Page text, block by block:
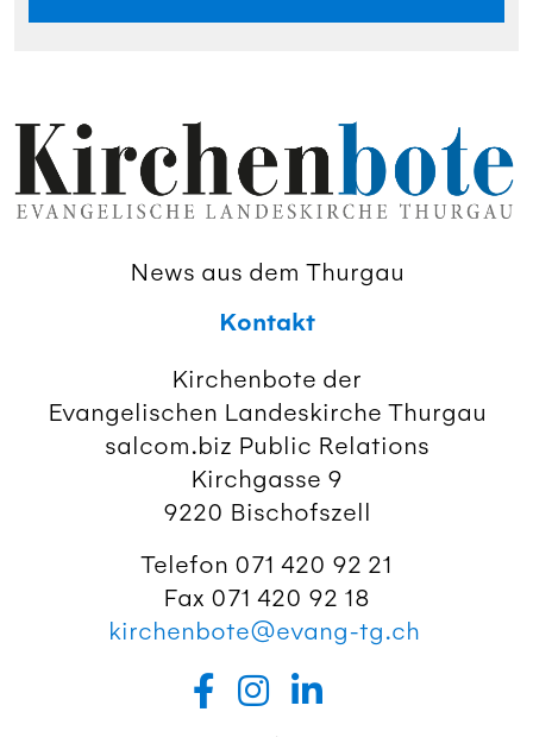
News aus dem Thurgau
Kontakt
Kirchenbote der
Evangelischen Landeskirche Thurgau
salcom.biz Public Relations
Kirchgasse 9
9220 Bischofszell
Telefon 071 420 92 21
Fax 071 420 92 18
kirchenbote@evang-tg.ch